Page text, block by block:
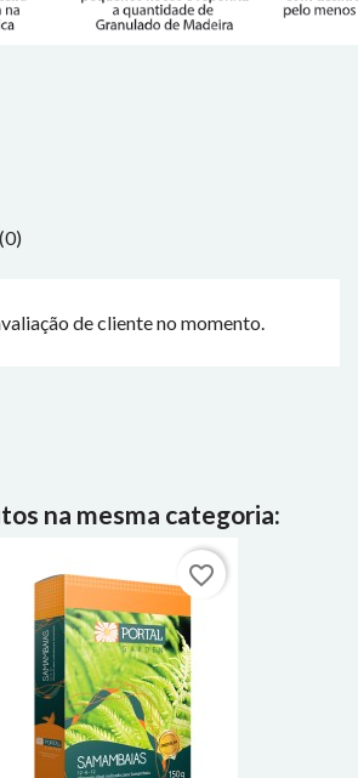
de cliente no momento.
na mesma categoria:
favorite_border